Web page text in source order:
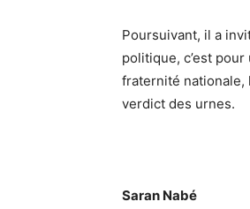
Poursuivant, il a
politique, c’est
fraternité nationale,
verdict des urnes.
Saran Nabé